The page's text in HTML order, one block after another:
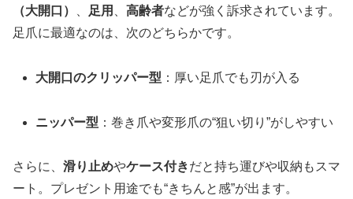
（大開口）
足用 高齢者などが強く訴求されています。
足爪に最適なのは、次のどちらかです。
大開口のクリッパー型 ：厚い足爪でも刃が入る
ニッパー型 ：巻き爪や変形爪の“狙い切り”がしやすい
さらに、 滑り止めやケース付きだと持ち運びや収納もスマ
ート。プレゼント用途でも“きちんと感”が出ます。